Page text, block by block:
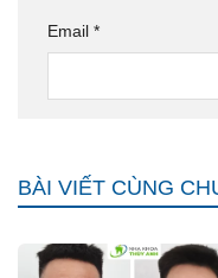
Email *
BÀI VIẾT CÙNG